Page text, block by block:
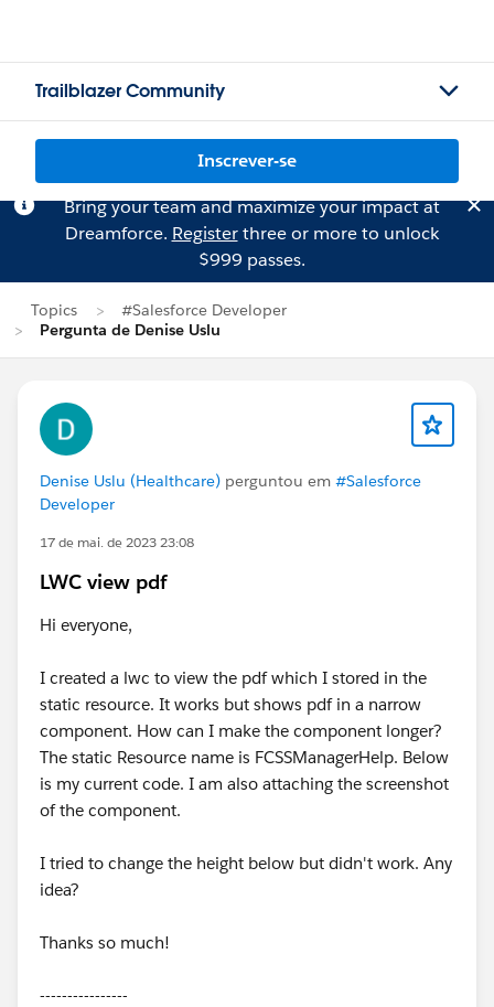
Trailblazer Community
Inscrever-se
Bring your team and maximize your impact at
Dreamforce. Registerthree or more to unlock
$999 passes.
Topics
#Salesforce Developer
Pergunta de Denise Uslu
Denise Uslu (Healthcare) perguntou em #Salesforce
Developer
17 de mai. de 2023 23:08
LWC view pdf
Hi everyone,
I created a lwc to view the pdf which I stored in the
static resource. It works but shows pdf in a narrow
component. How can I make the component longer?
The static Resource name is FCSSManagerHelp. Below
is my current code. I am also attaching the screenshot
of the component.
I tried to change the height below but didn't work. Any
idea?
Thanks so much!
----------------